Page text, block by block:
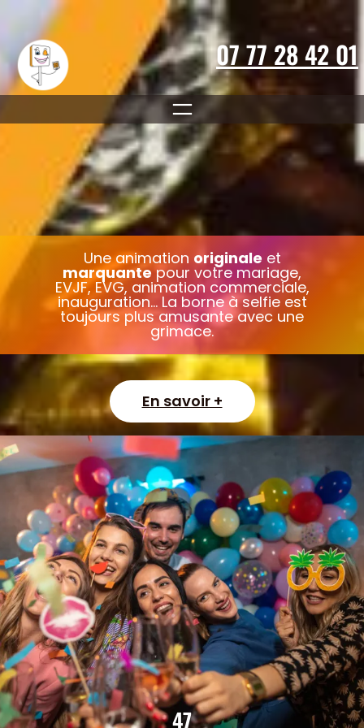
contenu
07 77 28 42 01
Une animation originale et
marquantepour votre mariage,
EVJF, EVG, animation commerciale,
inauguration… La borne à selfie est
toujours plus amusante avec une
grimace.
En savoir +
47